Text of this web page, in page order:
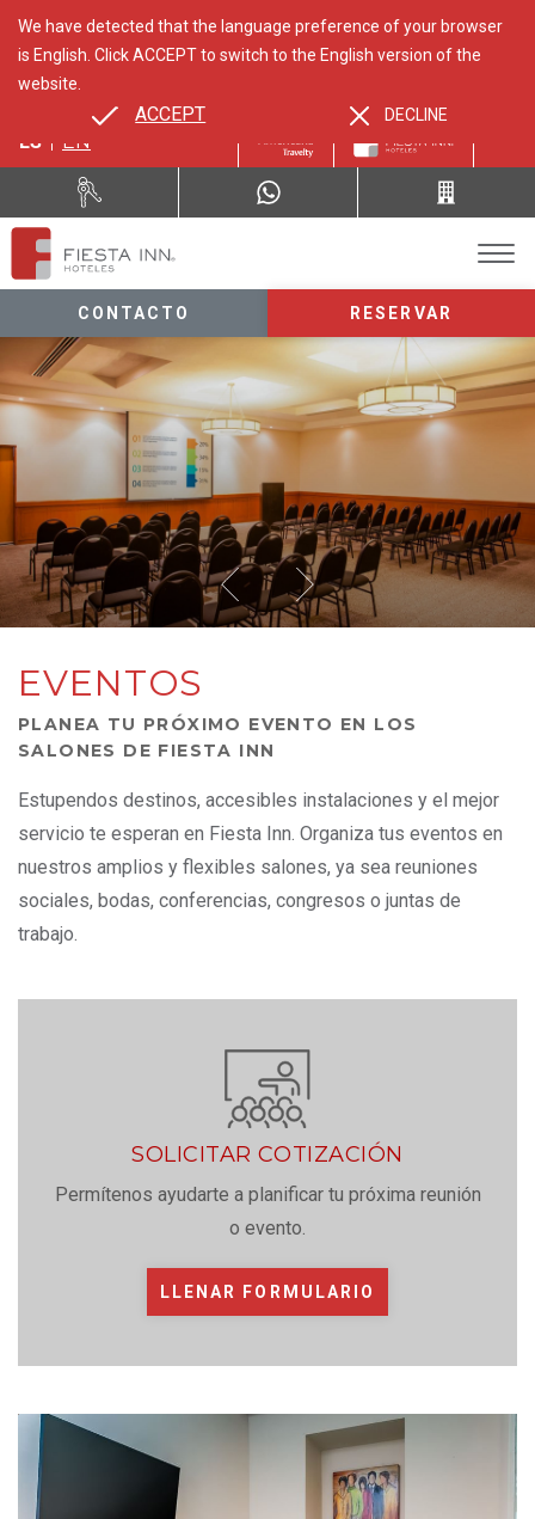
ES EN
CONTACTO RESERVAR
We have detected that the language preference of your browser
is English. Click ACCEPT to switch to the English version of the
website.
ACCEPT DECLINE
EVENTOS
PLANEA TU PRÓXIMO EVENTO EN LOS
SALONES DE FIESTA INN
Estupendos destinos, accesibles instalaciones y el mejor
servicio te esperan en Fiesta Inn. Organiza tus eventos en
nuestros amplios y flexibles salones, ya sea reuniones
sociales, bodas, conferencias, congresos o juntas de
trabajo.
SOLICITAR COTIZACIÓN
Permítenos ayudarte a planificar tu próxima reunión
o evento.
LLENAR FORMULARIO